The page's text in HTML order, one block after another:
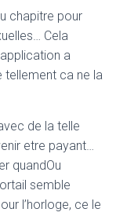
chapitre pour
Cela
a
tellement ca ne la
de la telle
etre payant…
quandOu
semble
l’horloge, ce le